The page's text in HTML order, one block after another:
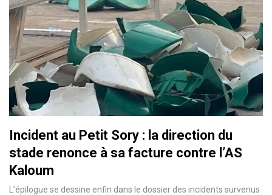
Incident au Petit Sory : la direction du
stade renonce à sa facture contre l’AS
Kaloum
L’épilogue se dessine enfin dans le dossier des incidents survenus